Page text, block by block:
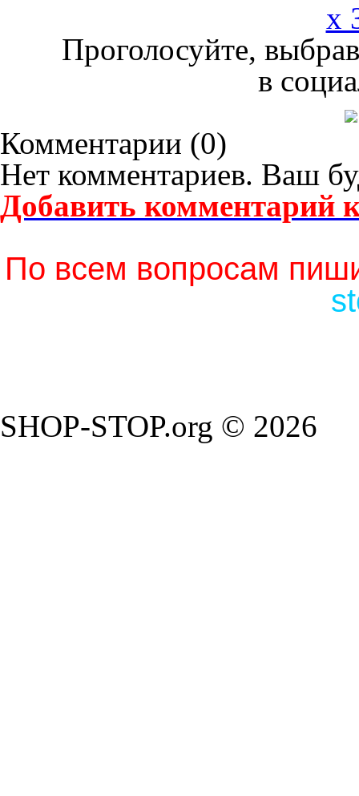
x
Проголосуйте,
в
Комментарии (0)
Нет комментариев. Ваш
Добавить комментарий
По всем вопросам
SHOP-STOP.org © 2026